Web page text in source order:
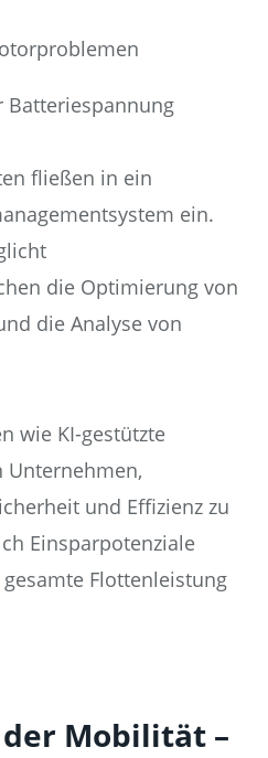
Batteriespannung
fließen in ein
ein.
die Optimierung von
die Analyse von
wie KI-gestützte
Unternehmen,
und Effizienz zu
Einsparpotenziale
Flottenleistung
Mobilität –